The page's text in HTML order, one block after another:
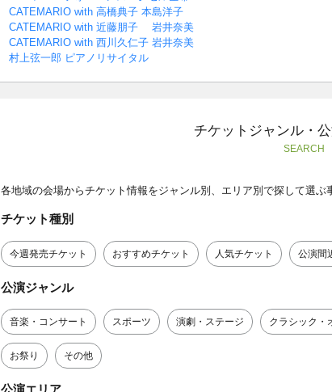
CATEMARIO with 高橋典子 本島洋子
CATEMARIO with 近藤朋子 岩井奈美
CATEMARIO with 西川久仁子 岩井奈美
村上弦一郎 ピアノリサイタル
チケットジャンル・
SEARCH
各地域の会場からチケット情報をジャンル別、エリア別で探して選ぶ
チケット種別
今週発売チケット おすすめチケット 人気チケット 公演間
公演ジャンル
音楽・コンサート スポーツ 演劇・ステージ クラシック・
お祭り その他